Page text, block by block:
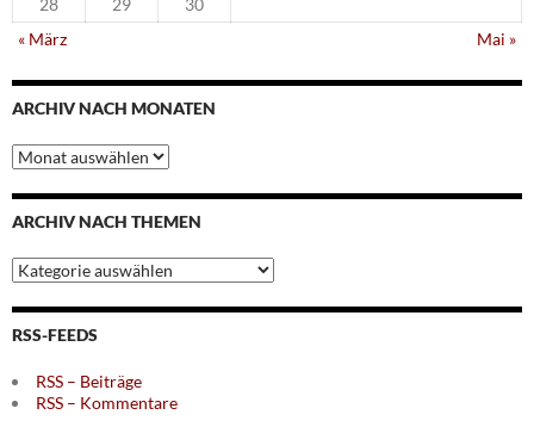
28
29
30
« März
Mai »
ARCHIV NACH MONATEN
Archiv
nach
Monaten
ARCHIV NACH THEMEN
Archiv
nach
Themen
RSS-FEEDS
RSS – Beiträge
RSS – Kommentare